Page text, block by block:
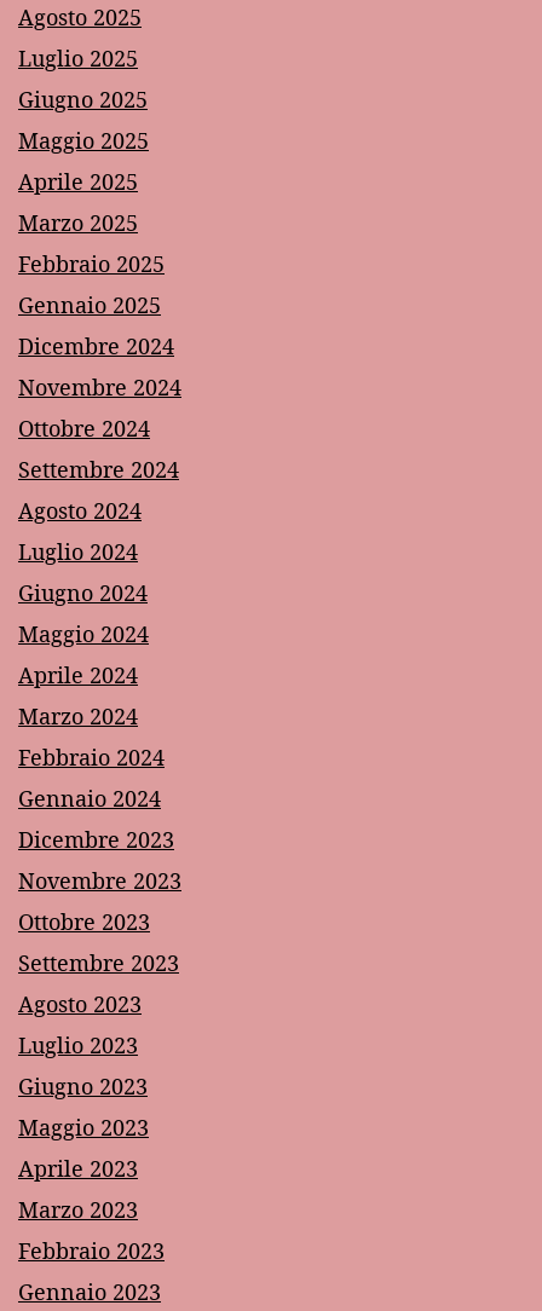
Agosto 2025
Luglio 2025
Giugno 2025
Maggio 2025
Aprile 2025
Marzo 2025
Febbraio 2025
Gennaio 2025
Dicembre 2024
Novembre 2024
Ottobre 2024
Settembre 2024
Agosto 2024
Luglio 2024
Giugno 2024
Maggio 2024
Aprile 2024
Marzo 2024
Febbraio 2024
Gennaio 2024
Dicembre 2023
Novembre 2023
Ottobre 2023
Settembre 2023
Agosto 2023
Luglio 2023
Giugno 2023
Maggio 2023
Aprile 2023
Marzo 2023
Febbraio 2023
Gennaio 2023